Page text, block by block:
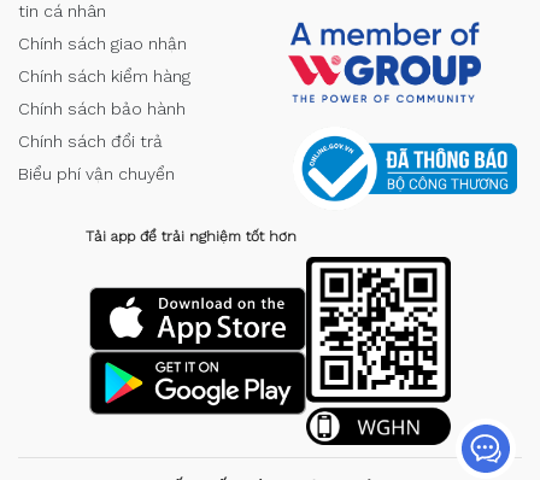
tin cá nhân
Chính sách giao nhận
Chính sách kiểm hàng
Chính sách bảo hành
Chính sách đổi trả
Biểu phí vận chuyển
Tải app để trải nghiệm tốt hơn